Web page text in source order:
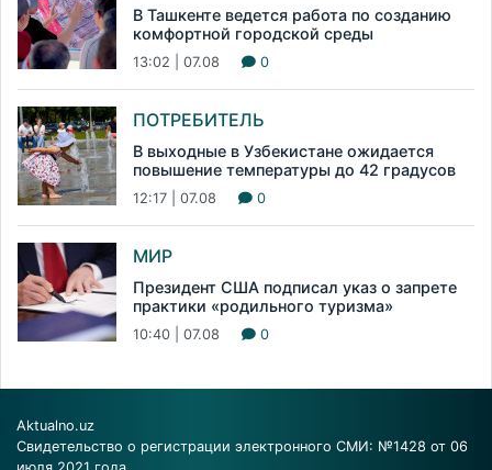
В Ташкенте ведется работа по созданию
комфортной городской среды
13:02 | 07.08 0
ПОТРЕБИТЕЛЬ
В выходные в Узбекистане ожидается
повышение температуры до 42 градусов
12:17 | 07.08 0
МИР
Президент США подписал указ о запрете
практики «родильного туризма»
10:40 | 07.08 0
Aktualno.uz
Свидетельство о регистрации электронного СМИ: №1428 от 06